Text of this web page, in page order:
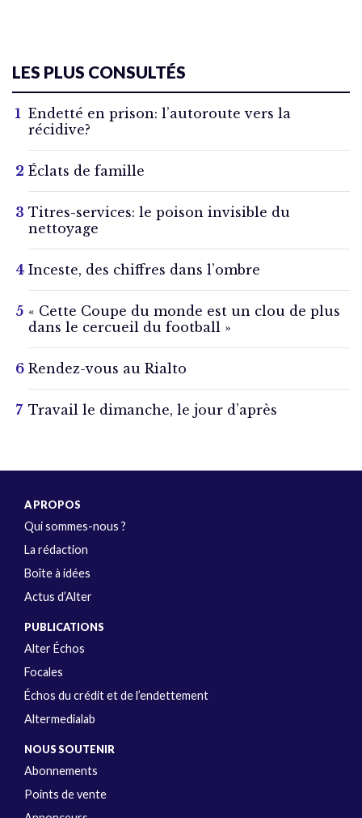
LES PLUS CONSULTÉS
Endetté en prison: l’autoroute vers la
récidive?
Éclats de famille
Titres-services: le poison invisible du
nettoyage
Inceste, des chiffres dans l’ombre
« Cette Coupe du monde est un clou de plus
dans le cercueil du football »
Rendez-vous au Rialto
Travail le dimanche, le jour d’après
A PROPOS
Qui sommes-nous ?
La rédaction
Boîte à idées
Actus d’Alter
PUBLICATIONS
Alter Échos
Focales
Échos du crédit et de l’endettement
Altermedialab
NOUS SOUTENIR
Abonnements
Points de vente